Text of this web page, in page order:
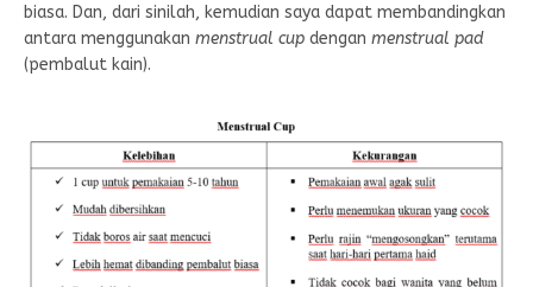
biasa. Dan, dari sinilah, kemudian saya dapat membandingkan
antara menggunakan menstrual cup dengan menstrual pad
(pembalut kain).